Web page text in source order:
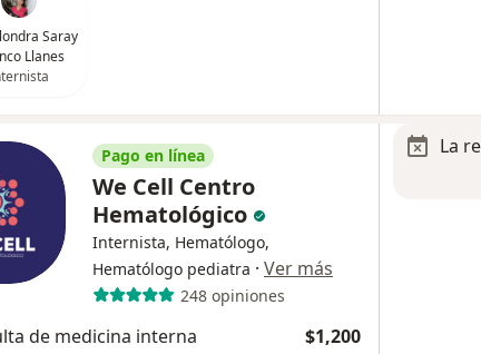
Saray
Llanes
Pago en línea
We Cell Centro
Hematológico
Internista, Hematólogo,
Hematólogo pediatra · Ver más
248 opiniones
de medicina interna
$1,200
La